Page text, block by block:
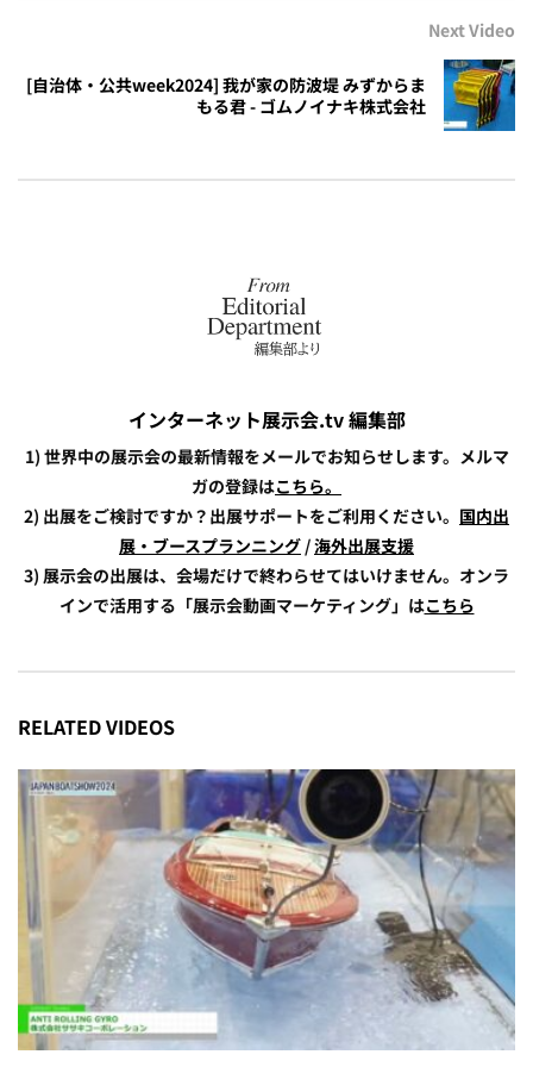
Next Video
[自治体・公共week2024] 我が家の防波堤 みずからま
もる君 - ゴムノイナキ株式会社
インターネット展示会.tv 編集部
1) 世界中の展示会の最新情報をメールでお知らせします。メルマ
ガの登録はこちら。
2) 出展をご検討ですか？出展サポートをご利用ください。 国内出
展・ブースプランニング /海外出展支援
3) 展示会の出展は、会場だけで終わらせてはいけません。オンラ
インで活用する「展示会動画マーケティング」はこちら
RELATED VIDEOS